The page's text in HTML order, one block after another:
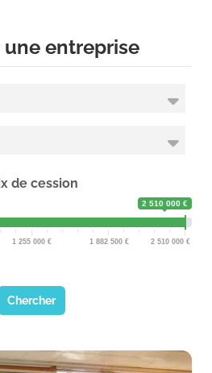
une entreprise
de cession
2 510 000 €
1 255 000 1 882 500 2 510 000
Chercher